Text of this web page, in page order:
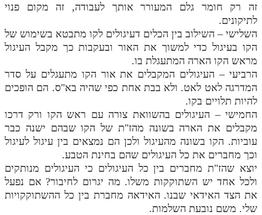
זה רק חומר גלם המעורר אותך לעבודה, זה מקום פנוי
לתיקונים.
השלישי – השילוב בין הכלים דעיגולים לקו מתבטא בשימוש של
הקו בעיגול כדי למשוך את האור ובעקבות כך מקבל העיגול
מראש הקו הארה המתעגלת בו.
הרביעי – העיגולים המקבלים את אור הקו מתעגלים על סדר
המדרגה לאט לאט. ולא בבת אחת כפי שהיה בא"ס. הם הופכים
להיות תלויים בקו.
החמישי – העיגולים בהשוואת צורה עם ראש הקו ורק דרכו
מקבלים את הארה בשונה מהז"ת של הקו שבהם ישנה כבר
עוביות. הקו בשונה מהעיגול ולכן הם נמצאים בין עיגול לעיגול
וכך מחברים את כל העיגולים שהם בחינת הטבע.
יוצא שהז"ת מחברים בין כל העיגולים כי העיגולים מנותקים
ולכל אחד יש השתוקקות משלו. מה יגרום לחיבור? אם נפעל
את הצד האידאי שבנו. האידאה מחברת בין כל ההשתוקקויות
שלי. משם נובעת השלמות.